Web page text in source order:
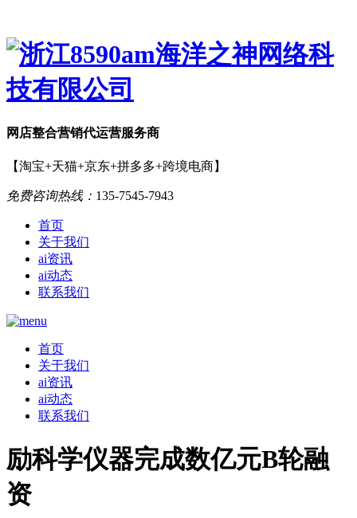
网店整合营销代运营服务商
【淘宝+天猫+京东+拼多多+跨境电商】
免费咨询热线： 135-7545-7943
首页
关于我们
ai资讯
ai动态
联系我们
首页
关于我们
ai资讯
ai动态
联系我们
励科学仪器完成数亿元B轮融
资